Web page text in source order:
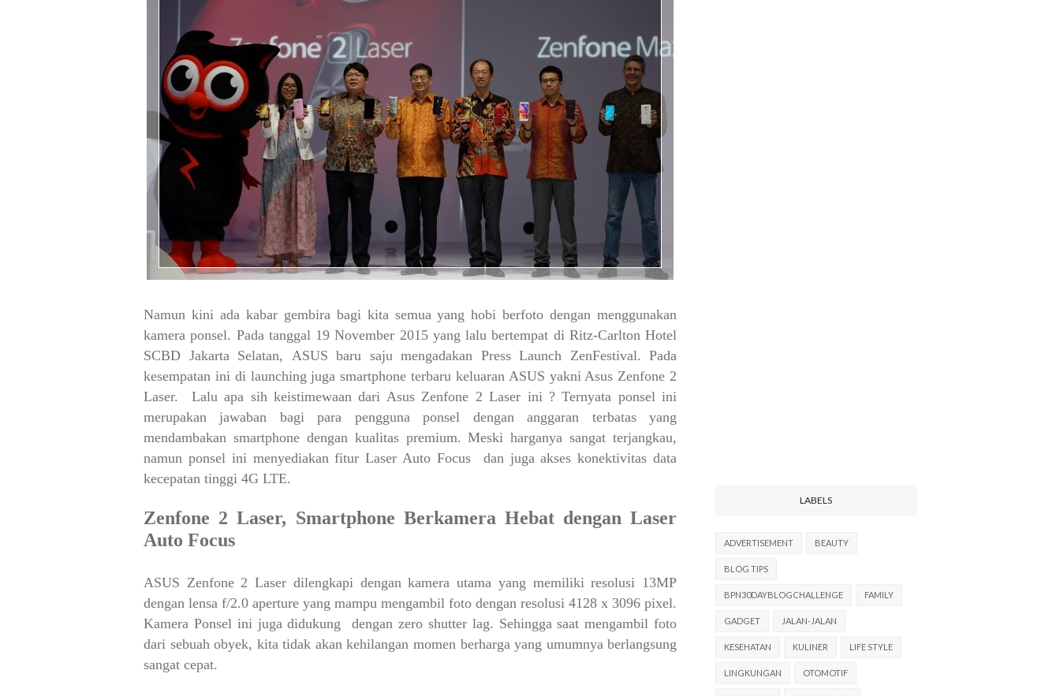
Namun kini ada kabar gembira bagi kita semua yang hobi berfoto dengan menggunakan
kamera ponsel. Pada tanggal 19 November 2015 yang lalubertempat di Ritz-Carlton Hotel
SCBD Jakarta Selatan, ASUS baru saju mengadakan Press Launch ZenFestival. Pada
kesempatan ini di launching juga smartphone terbaru keluaran ASUS yakni Asus Zenfone 2
Laser. Lalu apa sih keistimewaan dari Asus Zenfone 2 Laser ini ? Ternyata ponsel ini
merupakan jawaban bagi para pengguna ponsel dengan anggaran terbatas yang
mendambakan smartphone dengan kualitas premium. Meski harganya sangat terjangkau,
namun ponsel ini menyediakan fitur Laser Auto Focus dan juga akses konektivitas data
kecepatan tinggi 4G LTE.
Zenfone 2 Laser, Smartphone Berkamera Hebat dengan Laser
Auto Focus
ASUS Zenfone 2 Laser dilengkapi dengan kamera utama yang memiliki resolusi 13MP
dengan lensa f/2.0 aperture yang mampu mengambil foto dengan resolusi 4128 x 3096 pixel.
Kamera Ponsel ini juga didukung dengan zero shutter lag. Sehingga saat mengambil foto
dari sebuah obyek, kita tidak akan kehilangan momen berharga yang umumnya berlangsung
sangat cepat.
LABELS
ADVERTISEMENT BEAUTY
BLOG TIPS
BPN30DAYBLOGCHALLENGE FAMILY
GADGET JALAN-JALAN
KESEHATAN KULINER LIFE STYLE
LINGKUNGAN OTOMOTIF